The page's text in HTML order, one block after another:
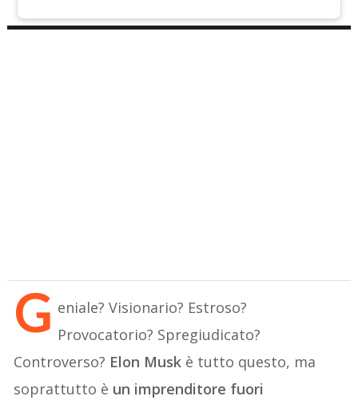
G eniale? Visionario? Estroso?
Provocatorio? Spregiudicato?
Controverso? Elon Musk è tutto questo, ma
soprattutto è un imprenditore fuori